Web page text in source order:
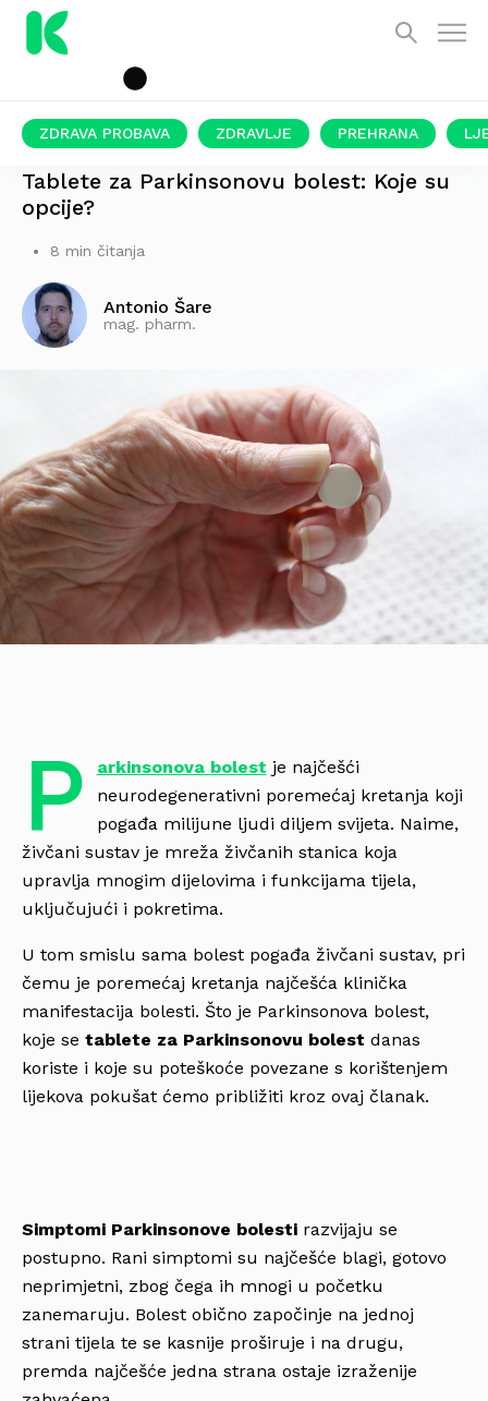
ZDRAVA PROBAVA ZDRAVLJE PREHRANA
Tablete za Parkinsonovu bolest: Koje su
opcije?
8 min čitanja
Antonio Šare
mag. pharm.
P arkinsonova bolest je najčešći
neurodegenerativni poremećaj kretanja koji
pogađa milijune ljudi diljem svijeta. Naime,
živčani sustav je mreža živčanih stanica koja
upravlja mnogim dijelovima i funkcijama tijela,
uključujući i pokretima.
U tom smislu sama bolest pogađa živčani sustav, pri
čemu je poremećaj kretanja najčešća klinička
manifestacija bolesti. Što je Parkinsonova bolest,
koje se tablete za Parkinsonovu bolest danas
koriste i koje su poteškoće povezane s korištenjem
lijekova pokušat ćemo približiti kroz ovaj članak.
Simptomi Parkinsonove bolesti razvijaju se
postupno. Rani simptomi su najčešće blagi, gotovo
neprimjetni, zbog čega ih mnogi u početku
zanemaruju. Bolest obično započinje na jednoj
strani tijela te se kasnije proširuje i na drugu,
premda najčešće jedna strana ostaje izraženije